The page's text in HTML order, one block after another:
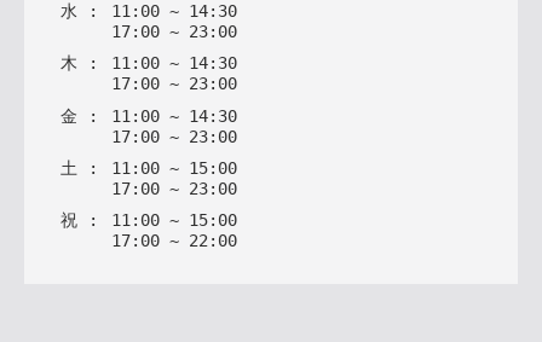
水 : 11: 00 ~ 14: 30
17: 00 ~ 23: 00
木 : 11: 00 ~ 14: 30
17: 00 ~ 23: 00
金 : 11 : 00 ~ 14: 30
17: 00 ~ 23: 00
土 : 11 : 00 ~ 15: 00
17: 00 ~ 23: 00
祝 : 11 : 00 ~ 15: 00
17: 00 ~ 22 : 00